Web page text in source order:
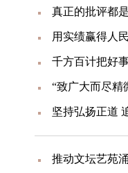
真正的批评都
用实绩赢得人
千方百计把好
“致广大而尽精
坚持弘扬正道
推动文坛艺苑